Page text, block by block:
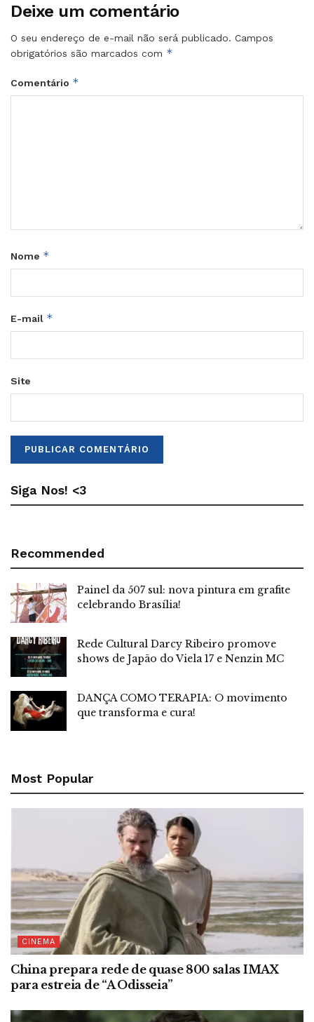
Deixe um comentário
O seu endereço de e-mail não será publicado. Campos
obrigatórios são marcados com *
Comentário *
Nome *
E-mail *
Site
Siga Nos! <3
Recommended
Painel da 507 sul: nova pintura em grafite
celebrando Brasília!
Rede Cultural Darcy Ribeiro promove
shows de Japão do Viela 17 e Nenzin MC
DANÇA COMO TERAPIA: O movimento
que transforma e cura!
Most Popular
CINEMA
China prepara rede de quase 800 salas IMAX
para estreia de “A Odisseia”